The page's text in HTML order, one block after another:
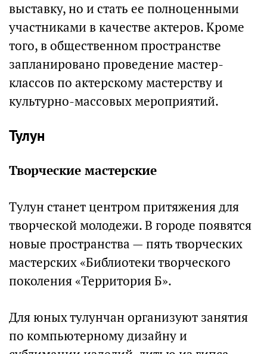
выставку, но и стать ее полноценными
участниками в качестве актеров. Кроме
того, в общественном пространстве
запланировано проведение мастер-
классов по актерскому мастерству и
культурно-массовых мероприятий.
Тулун
Творческие мастерские
Тулун станет центром притяжения для
творческой молодежи. В городе появятся
новые пространства — пять творческих
мастерских «Библиотеки творческого
поколения «Территория Б».
Для юных тулунчан организуют занятия
по компьютерному дизайну и